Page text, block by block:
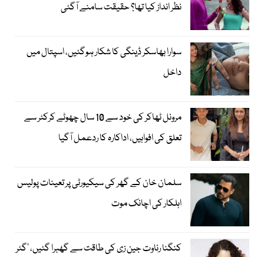
نظر انداز کیا تھا؟ حقیقت سامنے آگئی
سوارا بھاسکر ڈینگی کا شکار ہوگئیں، اسپتال میں
داخل
مرونل ٹھاکر کی خود سے 10 سال چھوٹے کرکٹر سے
تعلق کی افواہیں، اداکارہ کا ردعمل آگیا
سلمان خان کے گھر کی سیکیورٹی پر تعینات پولیس
اہلکار کی اچانک موت
کنگنا رناوت جین زی کی طاقت سے گھبرا گئیں، ’گٹر